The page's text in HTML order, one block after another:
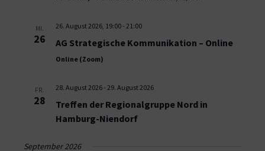
MI.
26
26. August 2026, 19:00- 21:00
AG Strategische Kommunikation – Online
Online (Zoom)
FR.
28
28. August 2026- 29. August 2026
Treffen der Regionalgruppe Nord in
Hamburg-Niendorf
September 2026